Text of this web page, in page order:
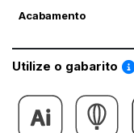
Acabamento
Utilize o gabarito